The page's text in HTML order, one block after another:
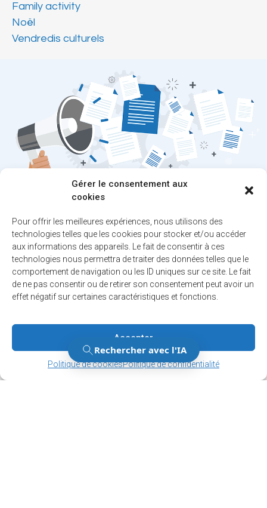
Gérer le consentement aux
cookies
Pour offrir les meilleures expériences, nous utilisons des
technologies telles que les cookies pour stocker et/ou accéder
aux informations des appareils. Le fait de consentir à ces
technologies nous permettra de traiter des données telles que le
comportement de navigation ou les ID uniques sur ce site. Le fait
de ne pas consentir ou de retirer son consentement peut avoir un
effet négatif sur certaines caractéristiques et fonctions.
Accepter
Politique de cookiesPolitique de confidentialité
Family activity
Noël
Vendredis culturels
Restez au courant
des dernières nouvelles!
Inscrivez-vous à notre infolettre et/ou au
service d’alertes.
Gérer le consentement
Gérer le consentement